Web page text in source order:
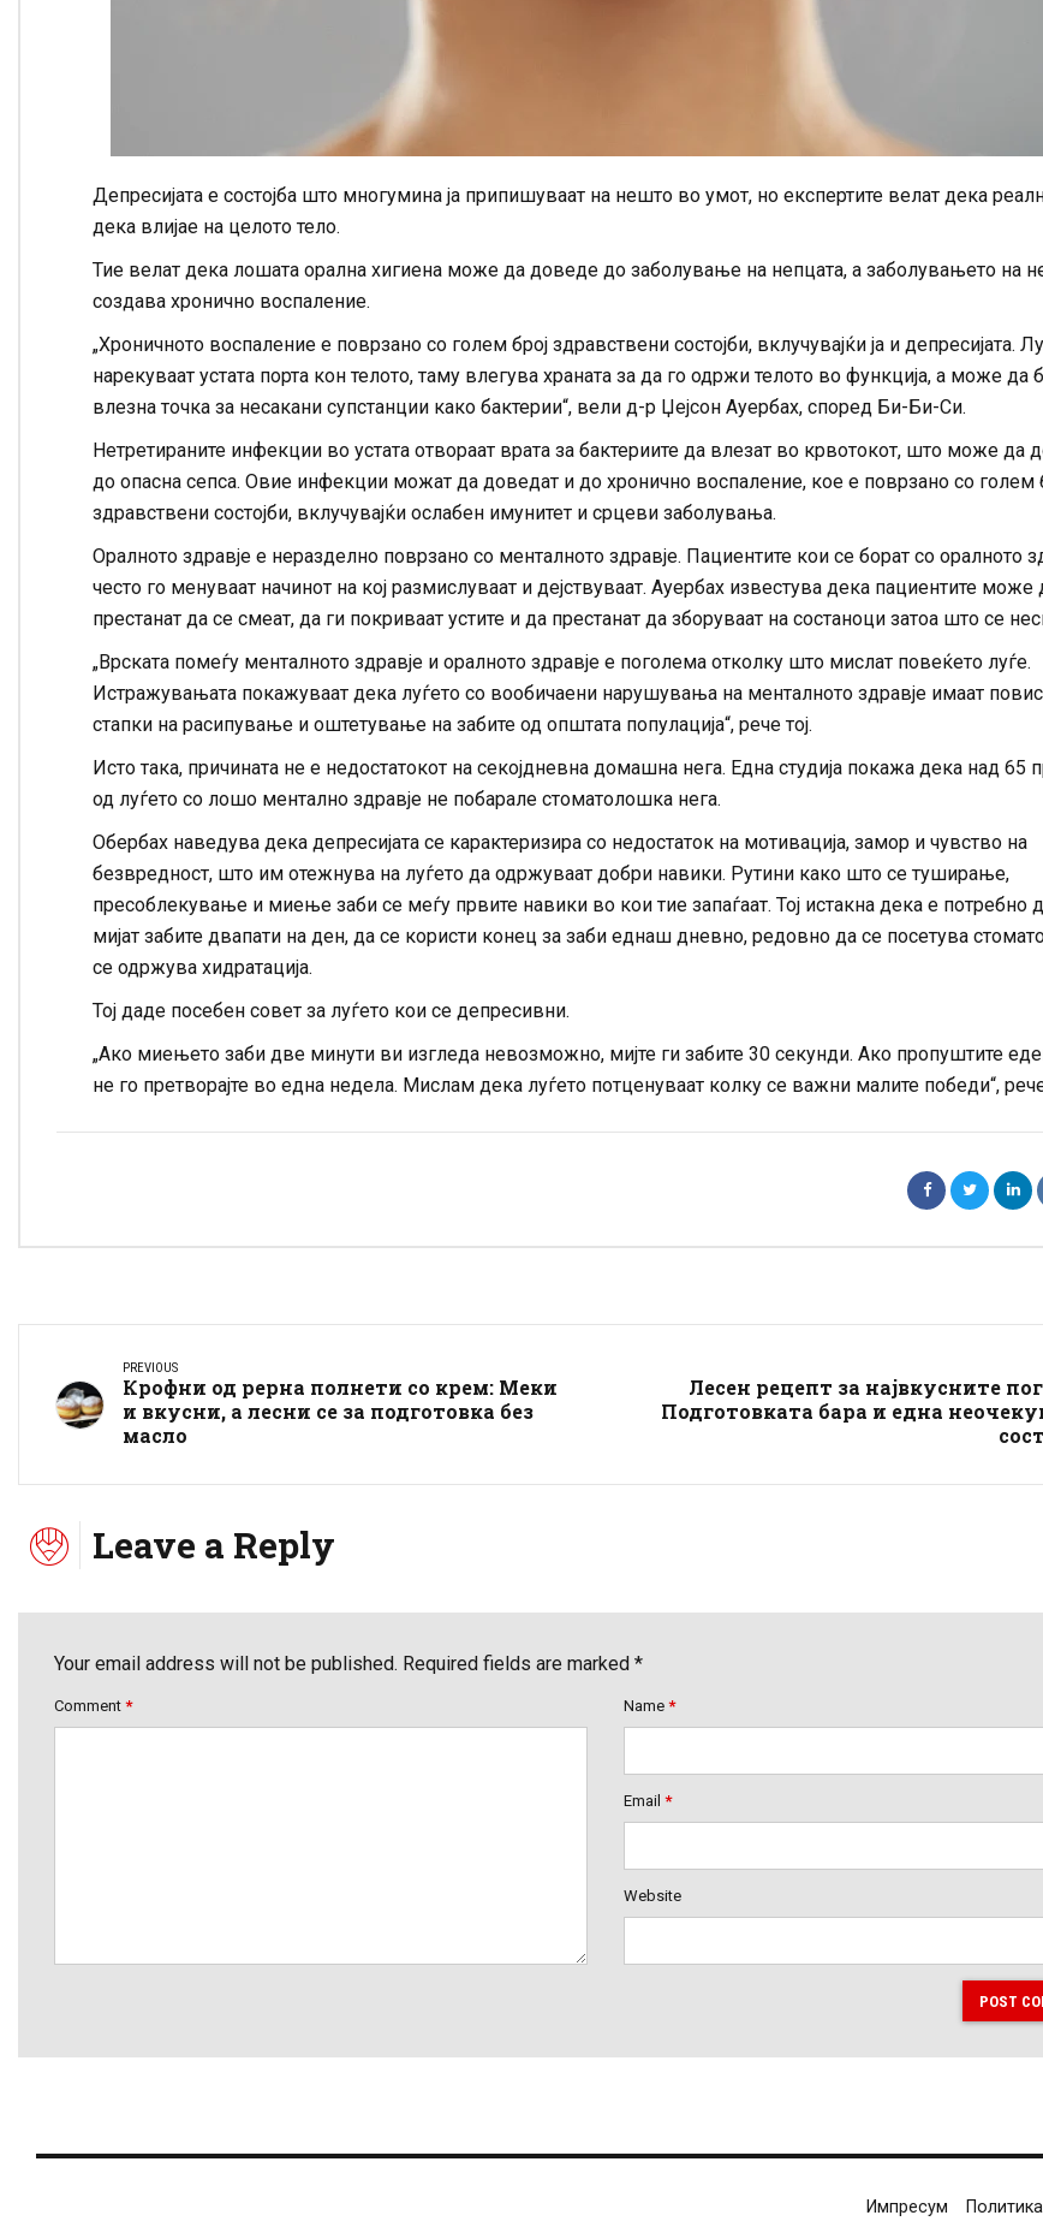
Депресијата е состојба што многумина ја припишуваат на нешто во умот, но експертите велат дека
дека влијае на целото тело.
Тие велат дека лошата орална хигиена може да доведе до заболување на непцата, а заболувањето на
создава хронично воспаление.
„Хроничното воспаление е поврзано со голем број здравствени состојби, вклучувајќи ја и депресијата.
нарекуваат устата порта кон телото, таму влегува храната за да го одржи телото во функција, а може да
влезна точка за несакани супстанции како бактерии“, вели д-р Џејсон Ауербах, според Би-Би-Си.
Нетретираните инфекции во устата отвораат врата за бактериите да влезат во крвотокот, што може да
до опасна сепса. Овие инфекции можат да доведат и до хронично воспаление, кое е поврзано со голем
здравствени состојби, вклучувајќи ослабен имунитет и срцеви заболувања.
Оралното здравје е неразделно поврзано со менталното здравје. Пациентите кои се борат со оралното
често го менуваат начинот на кој размислуваат и дејствуваат. Ауербах известува дека пациентите може
престанат да се смеат, да ги покриваат устите и да престанат да зборуваат на состаноци затоа што се
„Врската помеѓу менталното здравје и оралното здравје е поголема отколку што мислат повеќето луѓе.
Истражувањата покажуваат дека луѓето со вообичаени нарушувања на менталното здравје имаат
стапки на расипување и оштетување на забите од општата популација“, рече тој.
Исто така, причината не е недостатокот на секојдневна домашна нега. Една студија покажа дека над 65
од луѓето со лошо ментално здравје не побарале стоматолошка нега.
Обербах наведува дека депресијата се карактеризира со недостаток на мотивација, замор и чувство на
безвредност, што им отежнува на луѓето да одржуваат добри навики. Рутини како што се туширање,
пресоблекување и миење заби се меѓу првите навики во кои тие запаѓаат. Тој истакна дека е потребно
мијат забите двапати на ден, да се користи конец за заби еднаш дневно, редовно да се посетува
се одржува хидратација.
Тој даде посебен совет за луѓето кои се депресивни.
„Ако миењето заби две минути ви изгледа невозможно, мијте ги забите 30 секунди. Ако пропуштите
не го претворајте во една недела. Мислам дека луѓето потценуваат колку се важни малите победи“, рече
PREVIOUS
Крофни од рерна полнети со крем: Меки
и вкусни, а лесни се за подготовка без
масло
Лесен рецепт за највкусните
Подготовката бара и една
Leave a Reply
Your email address will not be published. Required fields are marked *
Comment * Name *
Email *
Website
POST
Импресум